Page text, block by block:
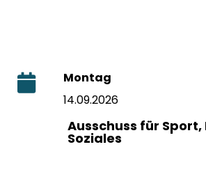
Montag
14.09.2026
Ausschuss für
Soziales